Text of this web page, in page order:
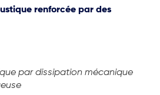
renforcée par des
par dissipation mécanique